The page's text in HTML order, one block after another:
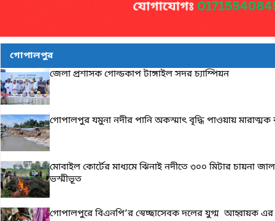
গোপালপুর
জেলা প্রশাসক গোল্ডকাপ টাঙ্গাইল সদর চ্যাম্পিয়ন
গোপালপুর যমুনা নদীর পানি অকস্মাৎ বৃদ্ধি পাওয়ায় মারাত্মক
মোবাইল কোর্টের মাধ্যমে ঝিনাই নদীতে ৩০০ মিটার চায়না
ভস্মীভূত
গোপালপুরে বিএনপি’র স্বেচ্ছাসেবক দলের যুগ্ম আহ্বায়ক এর